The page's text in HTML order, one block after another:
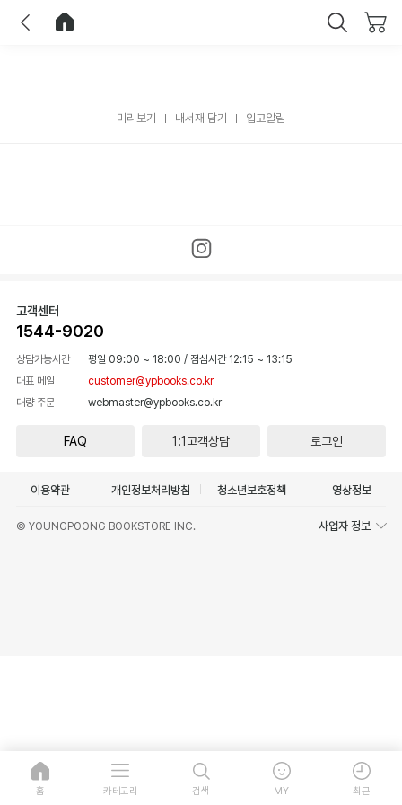
미리보기 내서재 담기 입고알림
고객센터
1544-9020
상담가능시간 평일 09:00 ~ 18:00 / 점심시간 12:15 ~ 13:15
대표 메일
customer@ypbooks.co.kr
대량 주문
webmaster@ypbooks.co.kr
FAQ 1:1고객상담 로그인
이용약관 개인정보처리방침 청소년보호정책 영상정보
© YOUNGPOONG BOOKSTORE INC. 사업자 정보
홈 카테고리 검색 MY 최근